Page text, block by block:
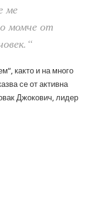
ме
момче от
както и на много
се от активна
Джокович, лидер